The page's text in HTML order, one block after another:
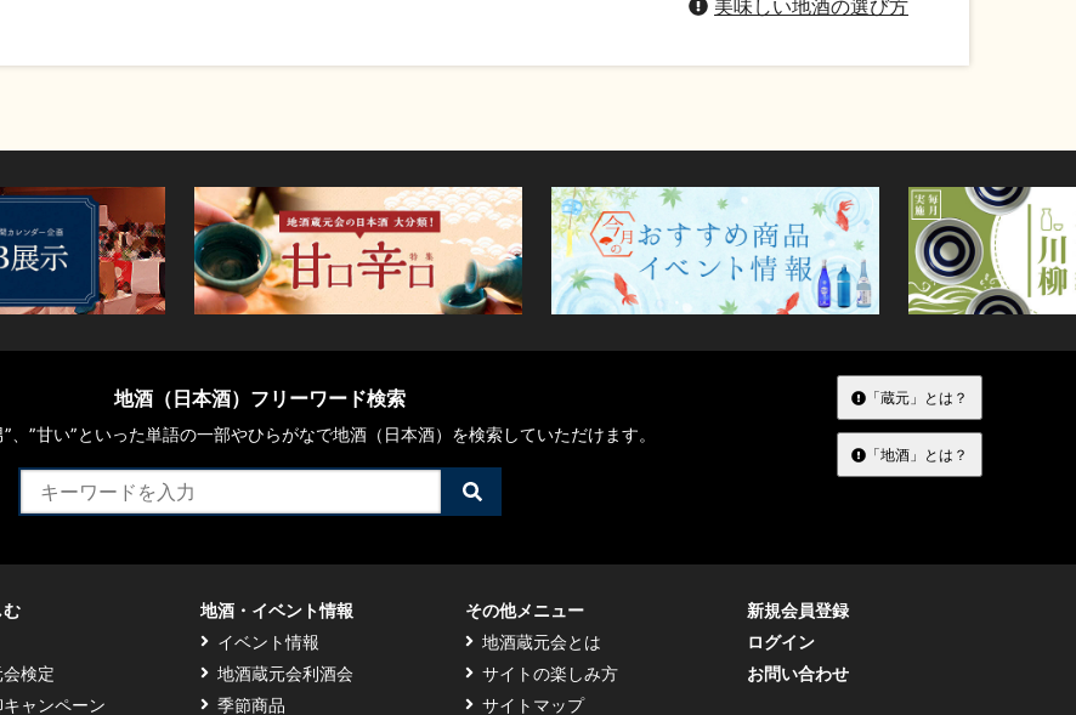
美味しい地酒の選び方
地酒（日本酒）フリーワード検索
”、”甘い”といった単語の一部やひらがなで地酒（日本酒）を検索していただけます。
検
索
「蔵元」とは？
「地酒」とは？
む
検定
ャンペーン
地酒・イベント情報
イベント情報
地酒蔵元会利酒会
季節商品
その他メニュー
地酒蔵元会とは
サイトの楽しみ方
サイトマップ
新規会員登録
ログイン
お問い合わせ